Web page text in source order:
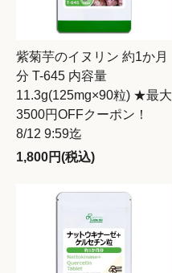
紫菊芋のイヌリン 約1か月
分 T-645 内容量
11.3g(125mg×90粒) ★最大
3500円OFFクーポン！
8/12 9:59迄
1,800円(税込)